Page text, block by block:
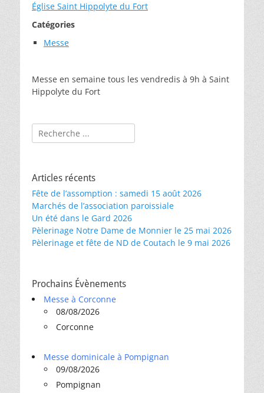
Église Saint Hippolyte du Fort
Catégories
Messe
Messe en semaine tous les vendredis à 9h à Saint
Hippolyte du Fort
Rechercher :
Articles récents
Fête de l’assomption : samedi 15 août 2026
Marchés de l’association paroissiale
Un été dans le Gard 2026
Pèlerinage Notre Dame de Monnier le 25 mai 2026
Pèlerinage et fête de ND de Coutach le 9 mai 2026
Prochains Évènements
Messe à Corconne
08/08/2026
Corconne
Messe dominicale à Pompignan
09/08/2026
Pompignan